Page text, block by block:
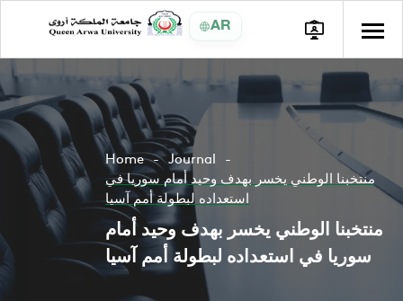
AR
Home
Journal
منتخبنا الوطني يخسر بهدف وحيد أمام سوريا في
استعداده لبطولة أمم آسيا
منتخبنا الوطني يخسر بهدف وحيد أمام
سوريا في استعداده لبطولة أمم آسيا